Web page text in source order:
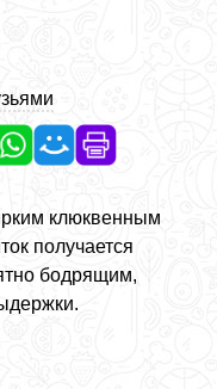
клюквенным
получается
бодрящим,